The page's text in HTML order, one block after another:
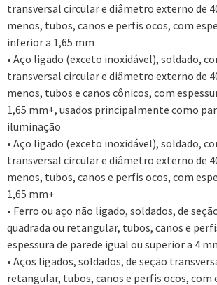
transversal circular e diâmetro externo de
menos, tubos, canos e perfis ocos, com
inferior a 1,65 mm
• Aço ligado (exceto inoxidável), soldado,
transversal circular e diâmetro externo de
menos, tubos e canos cônicos, com
1,65 mm+, usados principalmente como
iluminação
• Aço ligado (exceto inoxidável), soldado,
transversal circular e diâmetro externo de
menos, tubos, canos e perfis ocos, com
1,65 mm+
• Ferro ou aço não ligado, soldados, de
quadrada ou retangular, tubos, canos e
espessura de parede igual ou superior a 4
• Aços ligados, soldados, de seção
retangular, tubos, canos e perfis ocos, com